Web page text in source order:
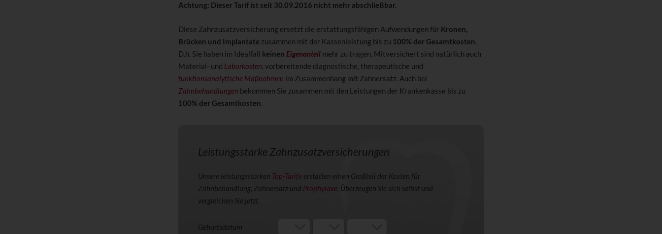
Achtung: Dieser Tarif ist seit 30.09.2016 nicht mehr abschließbar.
Diese Zahnzusatzversicherung ersetzt die erstattungsfähigen Aufwendungen für Kronen,
Brücken und Implantate zusammen mit der Kassenleistung bis zu 100% der Gesamtkosten.
D.h. Sie haben im Idealfall keinen Eigenanteil mehr zu tragen. Mitversichert sind natürlich auch
Material- und Laborkosten, vorbereitende diagnostische, therapeutische und
funktionsanalytische Maßnahmen im Zusammenhang mit Zahnersatz. Auch bei
Zahnbehandlungen bekommen Sie zusammen mit den Leistungen der Krankenkasse bis zu
100% der Gesamtkosten.
Leistungsstarke Zahnzusatzversicherungen
Unsere leistungsstarken Top-Tarife erstatten einen Großteil der Kosten für
Zahnbehandlung, Zahnersatz und Prophylaxe. Überzeugen Sie sich selbst und
vergleichen Sie jetzt.
Geburtsdatum